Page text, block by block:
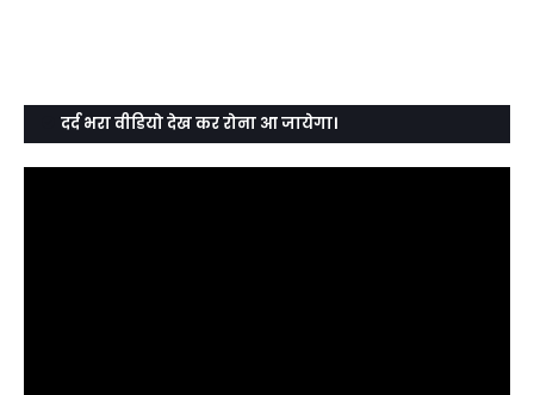
दर्द भरा वीडियो देख कर रोना आ जायेगा।